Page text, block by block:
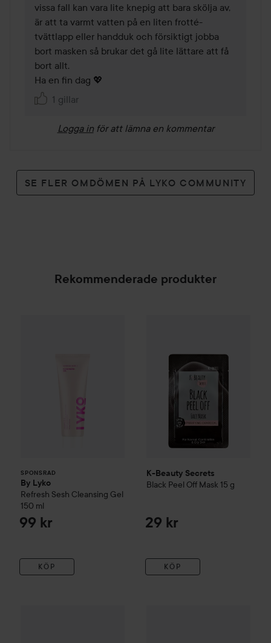
vissa fall kan vara lite knepig att bara skölja av,
är att ta varmt vatten på en liten frotté-
tvättlapp eller handduk och försiktigt jobba
bort masken så brukar det gå lite lättare att få
bort allt.
Ha en fin dag 💖
1 gillar
Logga in för att lämna en kommentar
SE FLER OMDÖMEN PÅ LYKO COMMUNITY
Rekommenderade produkter
SPONSRAD
By Lyko
Refresh Sesh Cleansing Gel
150 ml
99 kr
KÖP
K-Beauty Secrets
Black Peel Off Mask 15 g
29 kr
KÖP